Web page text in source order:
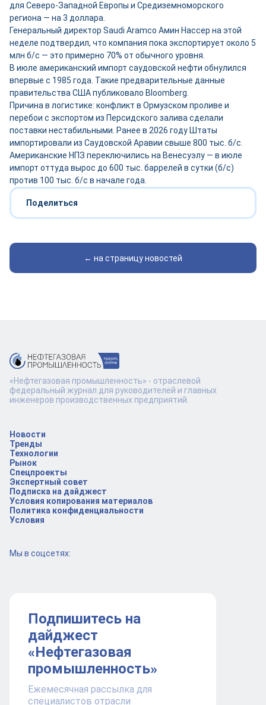
для Северо-Западной Европы и Средиземноморского
региона — на 3 доллара.
Генеральный директор Saudi Aramco Амин Нассер на этой
неделе подтвердил, что компания пока экспортирует около 5
млн б/с — это примерно 70% от обычного уровня.
В июле американский импорт саудовской нефти обнулился
впервые с 1985 года. Такие предварительные данные
правительства США публиковало Bloomberg.
Причина в логистике: конфликт в Ормузском проливе и
перебои с экспортом из Персидского залива сделали
поставки нестабильными. Ранее в 2026 году Штаты
импортировали из Саудовской Аравии свыше 800 тыс. б/с.
Американские НПЗ переключились на Венесуэлу — в июле
импорт оттуда вырос до 600 тыс. баррелей в сутки (б/с)
против 100 тыс. б/с в начале года.
Поделиться
← на страницу новостей
Новости
Тренды
Технологии
Рынок
Спецпроекты
Экспертный совет
Подписка на дайджест
Условия копирования материалов
Политика конфиденциальности
Условия
Мы в соцсетях:
Подпишитесь на
дайджест
«Нефтегазовая
промышленность»
Ежемесячная рассылка для
специалистов отрасли
«Нефтегазовая промышленность» - отраслевой
федеральный журнал для руководителей и главных
инженеров производственных предприятий.